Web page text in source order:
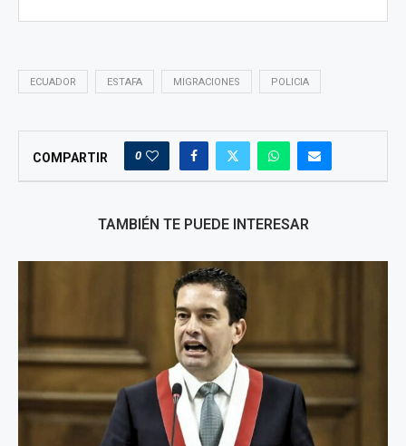
ECUADOR ESTAFA MIGRACIONES POLICIA
COMPARTIR 0
TAMBIÉN TE PUEDE INTERESAR